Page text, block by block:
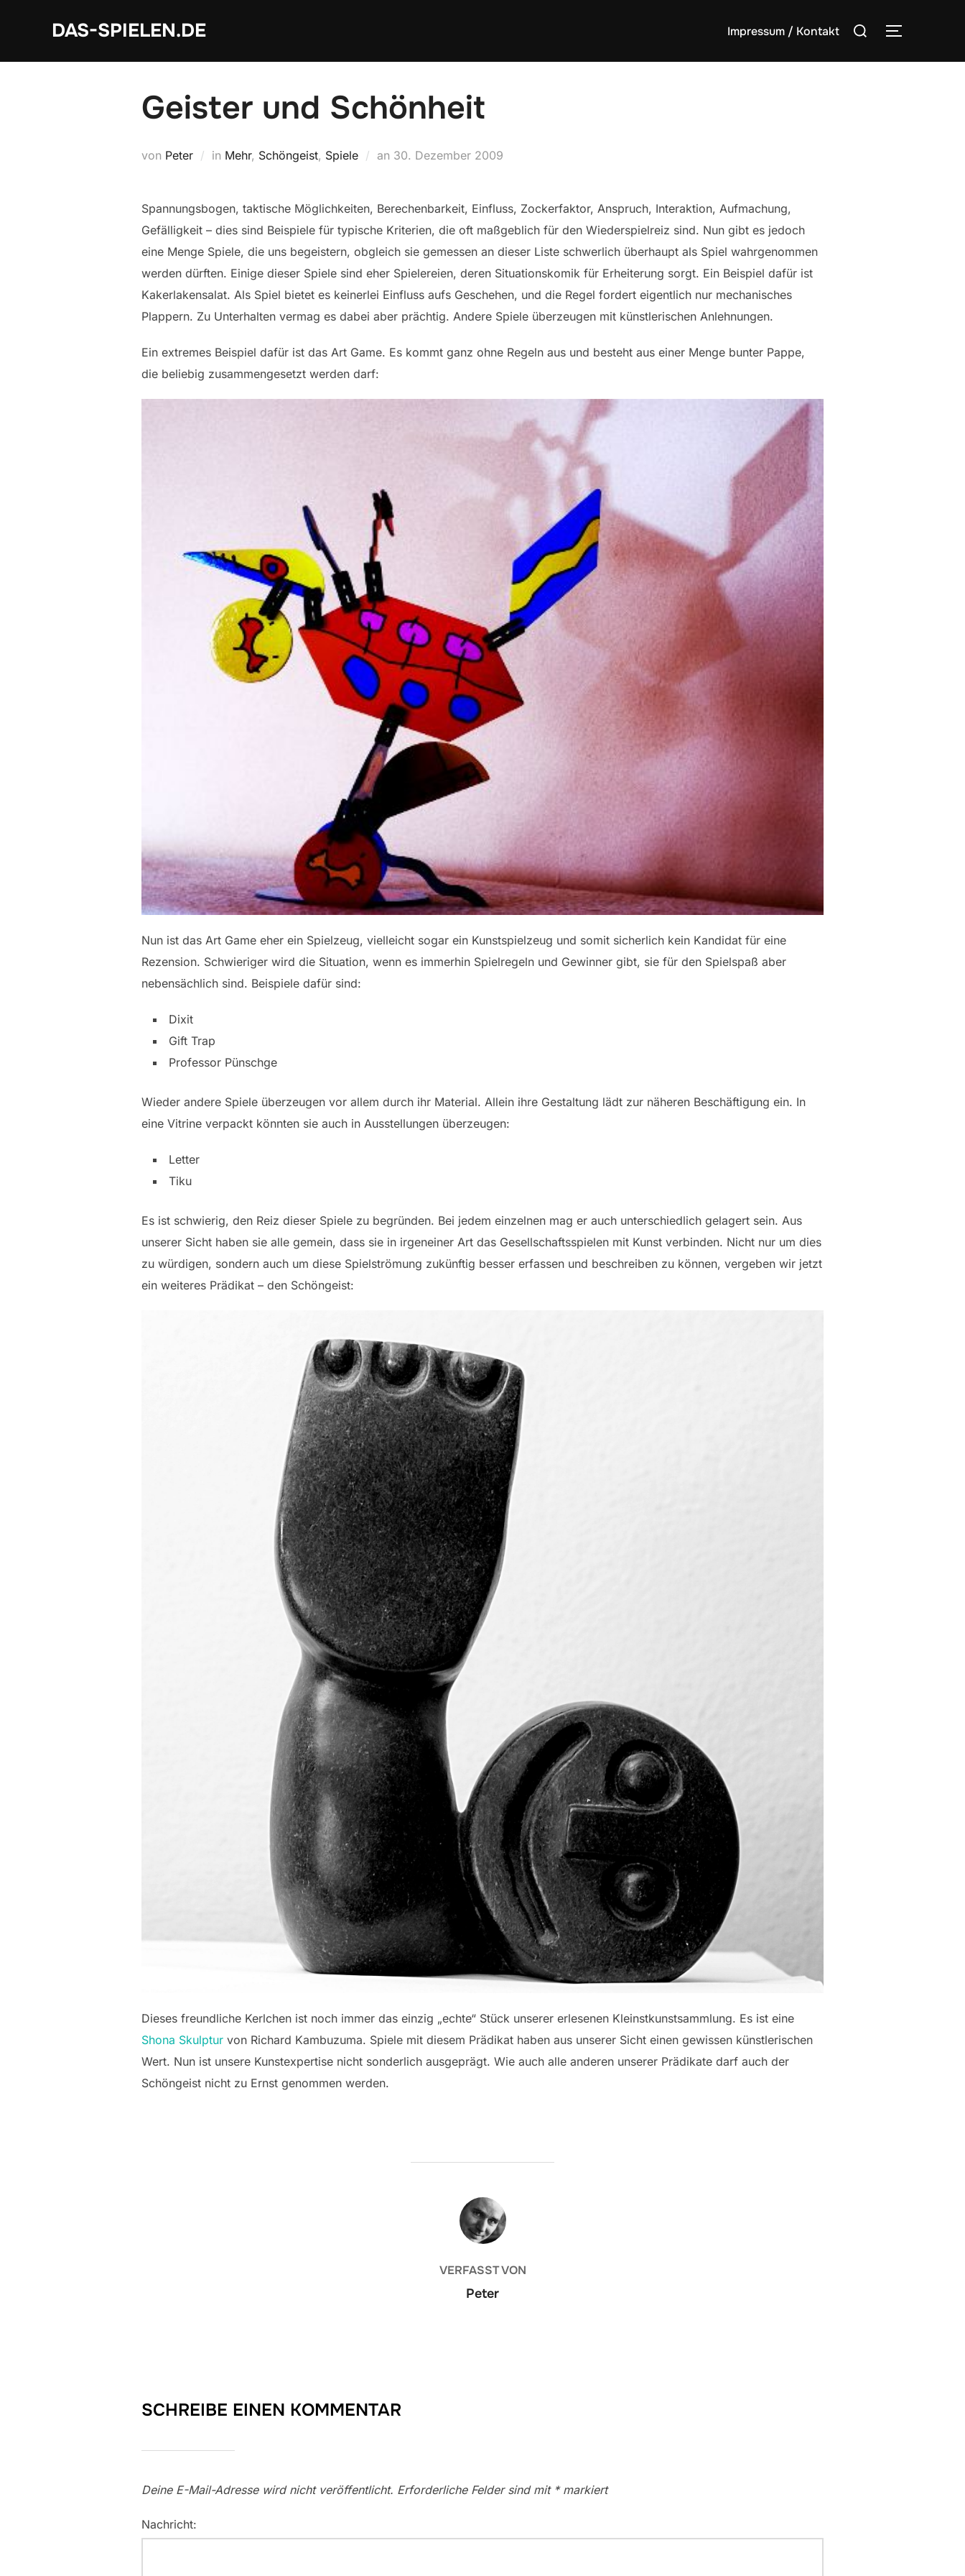
DAS-SPIELEN.DE Impressum / Kontakt
Suchen
Geister und Schönheit
von Peter in Mehr, Schöngeist, Spiele an Veröffentlicht
30. Dezember 2009
Spannungsbogen, taktische Möglichkeiten, Berechenbarkeit, Einfluss, Zockerfaktor, Anspruch, Interaktion, Aufmachung,
Gefälligkeit – dies sind Beispiele für typische Kriterien, die oft maßgeblich für den Wiederspielreiz sind. Nun gibt es jedoch
eine Menge Spiele, die uns begeistern, obgleich sie gemessen an dieser Liste schwerlich überhaupt als Spiel wahrgenommen
werden dürften. Einige dieser Spiele sind eher Spielereien, deren Situationskomik für Erheiterung sorgt. Ein Beispiel dafür ist
Kakerlakensalat. Als Spiel bietet es keinerlei Einfluss aufs Geschehen, und die Regel fordert eigentlich nur mechanisches
Plappern. Zu Unterhalten vermag es dabei aber prächtig. Andere Spiele überzeugen mit künstlerischen Anlehnungen.
Ein extremes Beispiel dafür ist das Art Game. Es kommt ganz ohne Regeln aus und besteht aus einer Menge bunter Pappe,
die beliebig zusammengesetzt werden darf:
Nun ist das Art Game eher ein Spielzeug, vielleicht sogar ein Kunstspielzeug und somit sicherlich kein Kandidat für eine
Rezension. Schwieriger wird die Situation, wenn es immerhin Spielregeln und Gewinner gibt, sie für den Spielspaß aber
nebensächlich sind. Beispiele dafür sind:
Dixit
Gift Trap
Professor Pünschge
Wieder andere Spiele überzeugen vor allem durch ihr Material. Allein ihre Gestaltung lädt zur näheren Beschäftigung ein. In
eine Vitrine verpackt könnten sie auch in Ausstellungen überzeugen:
Letter
Tiku
Es ist schwierig, den Reiz dieser Spiele zu begründen. Bei jedem einzelnen mag er auch unterschiedlich gelagert sein. Aus
unserer Sicht haben sie alle gemein, dass sie in irgeneiner Art das Gesellschaftsspielen mit Kunst verbinden. Nicht nur um dies
zu würdigen, sondern auch um diese Spielströmung zukünftig besser erfassen und beschreiben zu können, vergeben wir jetzt
ein weiteres Prädikat – den Schöngeist:
Dieses freundliche Kerlchen ist noch immer das einzig „echte“ Stück unserer erlesenen Kleinstkunstsammlung. Es ist eine
Shona Skulptur von Richard Kambuzuma. Spiele mit diesem Prädikat haben aus unserer Sicht einen gewissen künstlerischen
Wert. Nun ist unsere Kunstexpertise nicht sonderlich ausgeprägt. Wie auch alle anderen unserer Prädikate darf auch der
Schöngeist nicht zu Ernst genommen werden.
BEITRAGSAUTOR
VERFASST VON
Peter
SCHREIBE EINEN KOMMENTAR
Deine E-Mail-Adresse wird nicht veröffentlicht. Erforderliche Felder sind mit *markiert
Nachricht: